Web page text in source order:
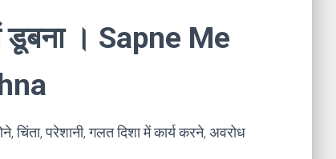
डूबना । Sapne Me
चिंता, परेशानी, गलत दिशा में कार्य करने, अवरोध